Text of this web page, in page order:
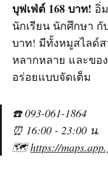
บุฟเฟ่ต์ 168 บาท! อิ่
นักเรียน นักศึกษา กั
บาท! มีทั้งหมูสไลด์
หลากหลาย และขอ
อร่อยแบบจัดเต็ม
☎️ 093-061-1864
⏰ 16:00 - 23:00 น.
🗺️https://